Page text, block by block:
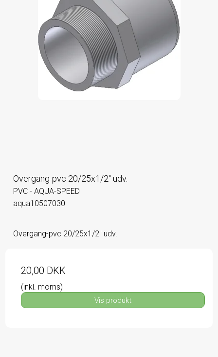
Overgang-pvc 20/25x1/2" udv.
PVC - AQUA-SPEED
aqua10507030
Overgang-pvc 20/25x1/2" udv.
20,00 DKK
(inkl. moms)
Vis produkt